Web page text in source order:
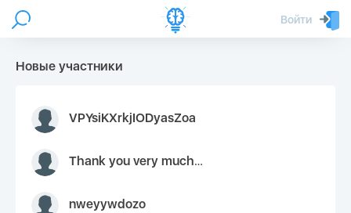
Войти
Новые участники
VPYsiKXrkjIODyasZoa
Thank you very much for your inquiry We appreciate you 9126052 https://youtube.com faceapple !
nweyywdozo